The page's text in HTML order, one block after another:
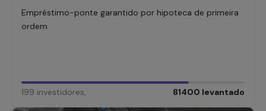
Empréstimo-ponte garantido por hipoteca de primeira
ordem
199 investidores, 81400 levantado